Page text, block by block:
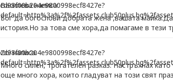
Василева написа:
Бог да богослови добрата жена ,вашата
история.Но за това сме хора,да помагаме в тези
Zoi написа:
Много силен, трогателен разказ. Настръхнах
още много хора, които гладуват на този свят